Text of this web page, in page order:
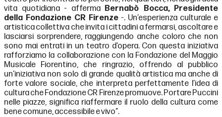
vita quotidiana - afferma Bernabò Bocca, Presidente
della Fondazione CR Firenze -. Un’esperienza culturale e
artistica collettiva che invita i cittadini a fermarsi, ascoltare e
lasciarsi sorprendere, raggiungendo anche coloro che non
sono mai entrati in un teatro d’opera. Con questa iniziativa
rafforziamo la collaborazione con la Fondazione del Maggio
Musicale Fiorentino, che ringrazio, offrendo al pubblico
un’iniziativa non solo di grande qualità artistica ma anche di
forte valore sociale, che interpreta perfettamente l’idea di
cultura che Fondazione CR Firenze promuove. Portare Puccini
nelle piazze, significa riaffermare il ruolo della cultura come
bene comune, accessibile e vivo”.